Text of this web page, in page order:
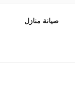
صيانة منازل